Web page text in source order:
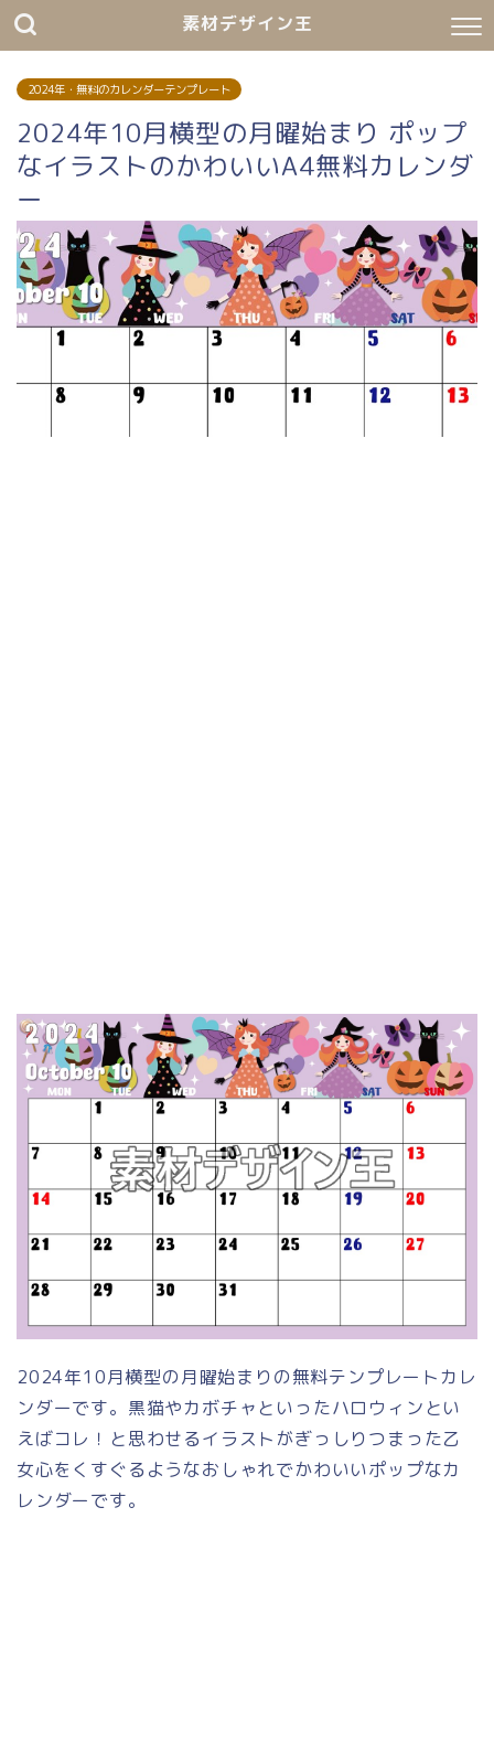
素材デザイン王
2024年・無料のカレンダーテンプレート
2024年10月横型の月曜始まり ポップ
なイラストのかわいいA4無料カレンダ
ー
2024年10月横型の月曜始まりの無料テンプレートカレ
ンダーです。黒猫やカボチャといったハロウィンとい
えばコレ！と思わせるイラストがぎっしりつまった乙
女心をくすぐるようなおしゃれでかわいいポップなカ
レンダーです。